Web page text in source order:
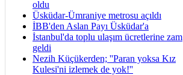
oldu
Üsküdar-Ümraniye metrosu açıldı
İBB'den Aslan Payı Üsküdar'a
İstanbul'da toplu ulaşım ücretlerine zam
geldi
Nezih Küçükerden; ''Paran yoksa Kız
Kulesi'ni izlemek de yok!''